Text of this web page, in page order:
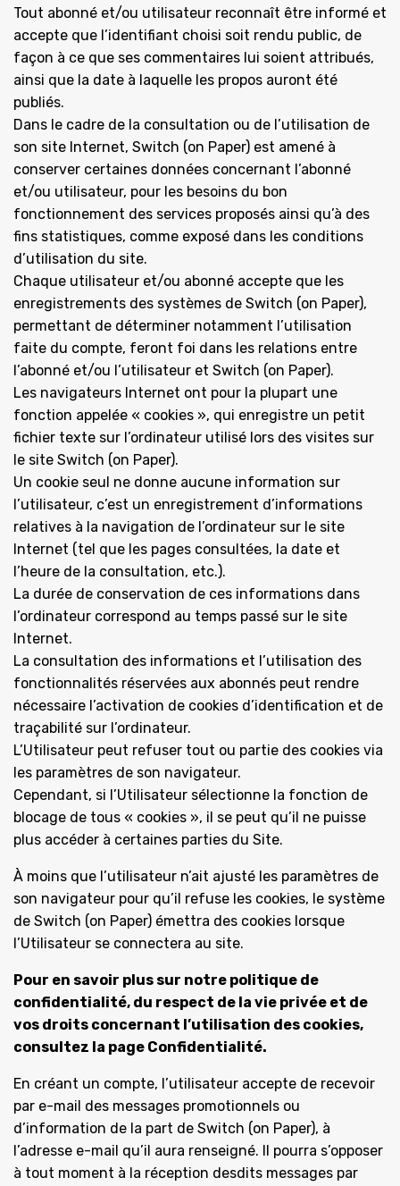
Tout abonné et/ou utilisateur reconnaît être informé et
accepte que l’identifiant choisi soit rendu public, de
façon à ce que ses commentaires lui soient attribués,
ainsi que la date à laquelle les propos auront été
publiés.
Dans le cadre de la consultation ou de l’utilisation de
son site Internet, Switch (on Paper) est amené à
conserver certaines données concernant l’abonné
et/ou utilisateur, pour les besoins du bon
fonctionnement des services proposés ainsi qu’à des
fins statistiques, comme exposé dans les conditions
d’utilisation du site.
Chaque utilisateur et/ou abonné accepte que les
enregistrements des systèmes de Switch (on Paper),
permettant de déterminer notamment l’utilisation
faite du compte, feront foi dans les relations entre
l’abonné et/ou l’utilisateur et Switch (on Paper).
Les navigateurs Internet ont pour la plupart une
fonction appelée « cookies », qui enregistre un petit
fichier texte sur l’ordinateur utilisé lors des visites sur
le site Switch (on Paper).
Un cookie seul ne donne aucune information sur
l’utilisateur, c’est un enregistrement d’informations
relatives à la navigation de l’ordinateur sur le site
Internet (tel que les pages consultées, la date et
l’heure de la consultation, etc.).
La durée de conservation de ces informations dans
l’ordinateur correspond au temps passé sur le site
Internet.
La consultation des informations et l’utilisation des
fonctionnalités réservées aux abonnés peut rendre
nécessaire l’activation de cookies d’identification et de
traçabilité sur l’ordinateur.
L’Utilisateur peut refuser tout ou partie des cookies via
les paramètres de son navigateur.
Cependant, si l’Utilisateur sélectionne la fonction de
blocage de tous « cookies », il se peut qu’il ne puisse
plus accéder à certaines parties du Site.
À moins que l’utilisateur n’ait ajusté les paramètres de
son navigateur pour qu’il refuse les cookies, le système
de Switch (on Paper) émettra des cookies lorsque
l’Utilisateur se connectera au site.
Pour en savoir plus sur notre politique de
confidentialité, du respect de la vie privée et de
vos droits concernant l’utilisation des cookies,
consultez la page Confidentialité.
En créant un compte, l’utilisateur accepte de recevoir
par e-mail des messages promotionnels ou
d’information de la part de Switch (on Paper), à
l’adresse e-mail qu’il aura renseigné. Il pourra s’opposer
à tout moment à la réception desdits messages par